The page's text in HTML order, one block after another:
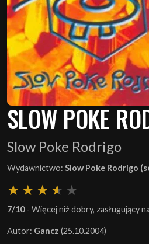
SLOW POKE
Slow Poke Rodrigo
Wydawnictwo: Slow Poke Rodrigo
7/10- Więcej niż dobry, zasługujący
Autor: Gancz (25.10.2004)